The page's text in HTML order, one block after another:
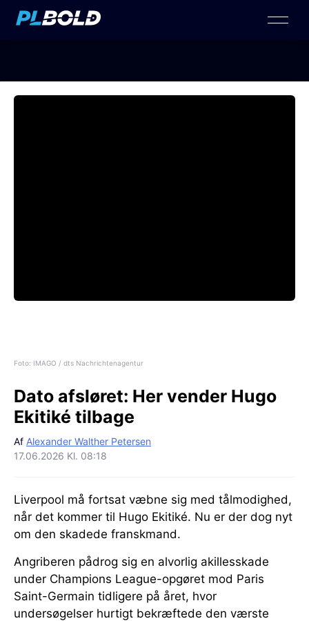
Foto: IMAGO / dts Nachrichtenagentur
Dato afsløret: Her vender Hugo
Ekitiké tilbage
Af Alexander Walther Petersen
17.06.2026 Kl. 08:18
Liverpool må fortsat væbne sig med tålmodighed,
når det kommer til Hugo Ekitiké. Nu er der dog nyt
om den skadede franskmand.
Angriberen pådrog sig en alvorlig akillesskade
under Champions League-opgøret mod Paris
Saint-Germain tidligere på året, hvor
undersøgelser hurtigt bekræftede den værste